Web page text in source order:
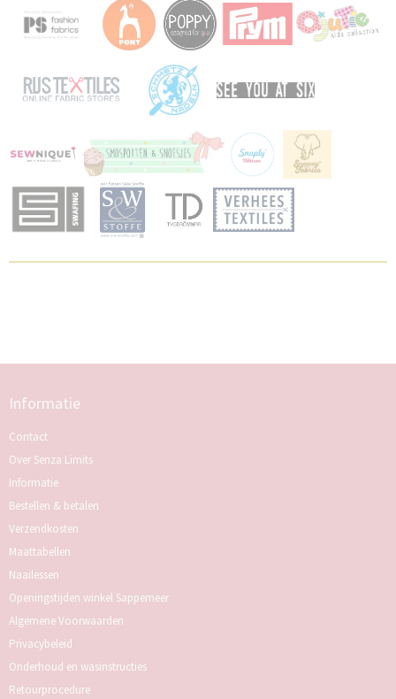
Informatie
Contact
Over Senza Limits
Informatie
Bestellen & betalen
Verzendkosten
Maattabellen
Naailessen
Openingstijden winkel Sappemeer
Algemene Voorwaarden
Privacybeleid
Onderhoud en wasinstructies
Retourprocedure